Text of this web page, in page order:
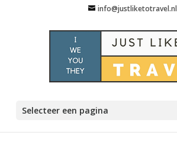
info@justliketotravel.nl
Selecteer een pagina